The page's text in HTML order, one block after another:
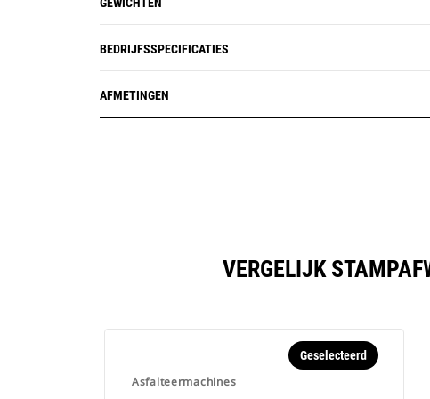
BEDRIJFSSPECIFICATIES
AFMETINGEN
VERGELIJK
Asfalteermachines
Geselecteerd